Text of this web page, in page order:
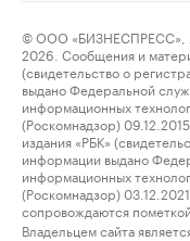
© ООО «БИЗНЕСПРЕСС»,
2026. Сообщения и
(свидетельство о
выдано Федеральной
информационных
(Роскомнадзор)
издания «РБК»
информации выдано
информационных
(Роскомнадзор)
сопровождаются
Владельцем сайта